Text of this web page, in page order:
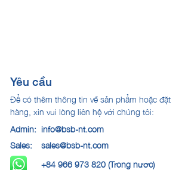
Yêu cầu
Để có thêm thông tin về sản phẩm hoặc đặt
hàng, xin vui lòng liên hệ với chúng tôi:
Admin: info@bsb-nt.com
Sales:
sales@bsb-nt.com
+84 966 973 820 (Trong nước)